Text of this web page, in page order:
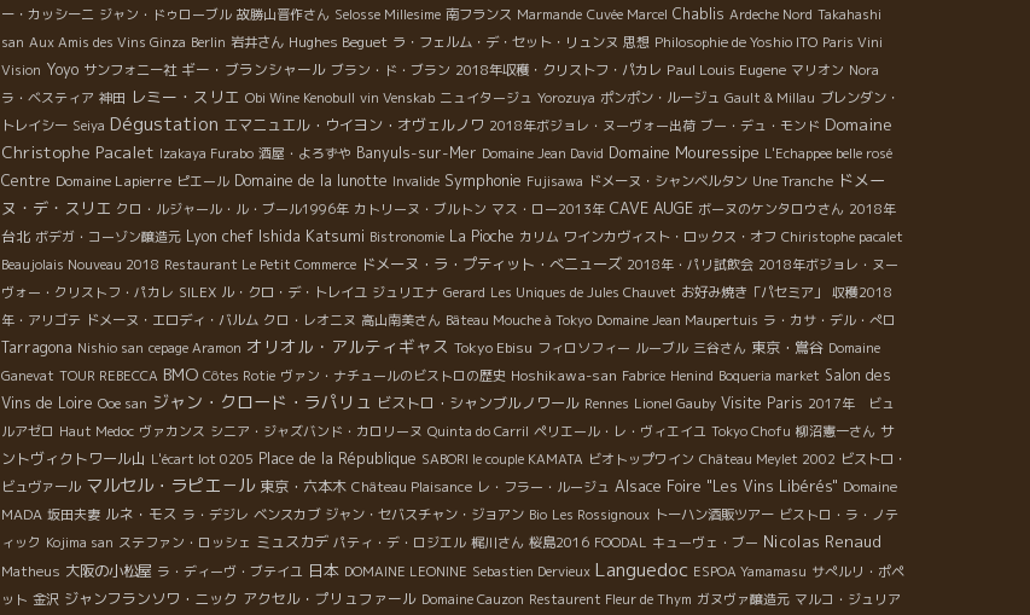
ー・カッシーニ ジャン・ドゥローブル 故勝山晋作さん Selosse Millesime 南フランス Marmande Cuvée Marcel Chablis Ardeche Nord Takahashi
san Aux Amis des Vins Ginza Berlin 岩井さん Hughes Beguet ラ・フェルム・デ・セット・リュンヌ 思想 Philosophie de Yoshio ITO Paris Vini
Vision Yoyo サンフォニー社 ギー・ブランシャール ブラン・ド・ブラン 2018年収穫・クリストフ・パカレ Paul Louis Eugene マリオン Nora
ラ・ベスティア 神田 レミー・スリエ Obi Wine Kenobull vin Venskab ニュイタージュ Yorozuya ポンポン・ルージュ Gault & Millau ブレンダン・
トレイシー Seiya Dégustation エマニュエル・ウイヨン・オヴェルノワ 2018年ボジョレ・ヌーヴォー出荷 ブー・デュ・モンド Domaine
Christophe Pacalet Izakaya Furabo 酒屋・よろずや Banyuls-sur-Mer Domaine Jean David Domaine Mouressipe L'Echappee belle rosé
Centre Domaine Lapierre ピエール Domaine de la lunotte Invalide Symphonie Fujisawa ドメーヌ・シャンベルタン Une Tranche ドメー
ヌ・デ・スリエ クロ・ルジャール・ル・ブール1996年 カトリーヌ・ブルトン マス・ロー2013年 CAVE AUGE ボーヌのケンタロウさん 2018年
台北 ボデガ・コーゾン醸造元 Lyon chef Ishida Katsumi Bistronomie La Pioche カリム ワインカヴィスト・ロックス・オフ Chiristophe pacalet
Beaujolais Nouveau 2018 Restaurant Le Petit Commerce ドメーヌ・ラ・プティット・べニューズ 2018年・パリ試飲会 2018年ボジョレ・ヌー
ヴォー・クリストフ・パカレ SILEX ル・クロ・デ・トレイユ ジュリエナ Gerard Les Uniques de Jules Chauvet お好み焼き「パセミア」
収穫2018
年・アリゴテ ドメーヌ・エロディ・バルム クロ・レオニヌ 高山南美さん Bâteau Mouche à Tokyo Domaine Jean Maupertuis ラ・カサ・デル・ぺロ
Tarragona Nishio san cepage Aramon オリオル・アルティギャス Tokyo Ebisu フィロソフィー ルーブル 三谷さん 東京・鴬谷 Domaine
Ganevat TOUR REBECCA BMO Côtes Rotie ヴァン・ナチュールのビストロの歴史 Hoshikawa-san Fabrice Henind Boqueria market Salon des
Vins de Loire Ooe san ジャン・クロード・ラパリュ ビストロ・シャンブルノワール Rennes Lionel Gauby Visite Paris 2017年 ビュ
ルアゼロ Haut Medoc ヴァカンス シニア・ジャズバンド・カロリーヌ Quinta do Carril ペリエール・レ・ヴィエイユ Tokyo Chofu 柳沼憲一さん サ
ントヴィクトワール山 L'écart lot 0205 Place de la République SABORI le couple KAMATA ビオトップワイン Château Meylet 2002 ビストロ・
ビュヴァール マルセル・ラピエ－ル 東京・六本木 Château Plaisance レ・フラー・ルージュ Alsace Foire "Les Vins Libérés" Domaine
MADA 坂田夫妻 ルネ・モス ラ・デジレ ベンスカブ ジャン・セバスチャン・ジョアン Bio Les Rossignoux トーハン酒販ツアー ビストロ・ラ・ノテ
ィック Kojima san ステファン・ロッシェ ミュスカデ パティ・デ・ロジエル 梶川さん 桜島2016 FOODAL キューヴェ・ブー Nicolas Renaud
Matheus 大阪の小松屋 ラ・ディーヴ・ブテイユ 日本 DOMAINE LEONINE Sebastien Dervieux Languedoc ESPOA Yamamasu サぺルリ・ポペ
ット 金沢 ジャンフランソワ・ニック アクセル・プリュファール Domaine Cauzon Restaurent Fleur de Thym ガヌヴァ醸造元 マルコ・ジュリア